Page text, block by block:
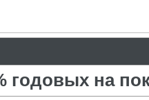
годовых на